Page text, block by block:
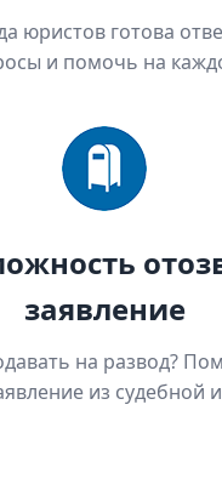
юристов готова
и помочь на
заявление
на развод?
из судебной